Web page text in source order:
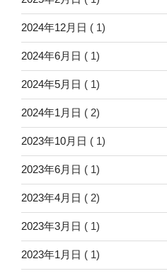
2024年12月日 ( 1)
2024年6月日 ( 1)
2024年5月日 ( 1)
2024年1月日 ( 2)
2023年10月日 ( 1)
2023年6月日 ( 1)
2023年4月日 ( 2)
2023年3月日 ( 1)
2023年1月日 ( 1)